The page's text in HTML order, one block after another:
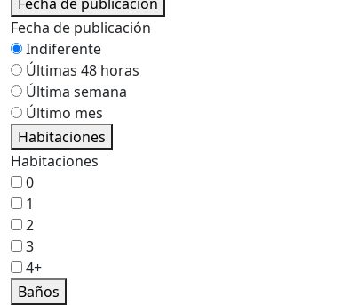
Fecha de publicación
Indiferente
Últimas 48 horas
Última semana
Último mes
Habitaciones
Habitaciones
0
1
2
3
4+
Baños